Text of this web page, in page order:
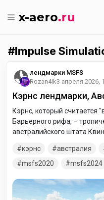
x-aero.ru
Impulse
лендмарки MSFS
Rozan4ik3 апреля 2026,
Кэрнс лендмарки,
Кэрнс, который считается
Барьерного рифа, –
австралийского штата
тропических лесов
островов Торресова
здесь есть искусственная
Национальный парк
кэрнс австралия
msfs2020
msfs2024